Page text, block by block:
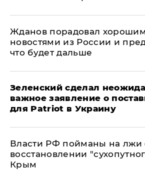
Жданов порадовал
новостями из России и
что будет дальше
Зеленский сделал
важное заявление о
для Patriot в Украину
Власти РФ пойманы на лжи
восстановлении
Крым